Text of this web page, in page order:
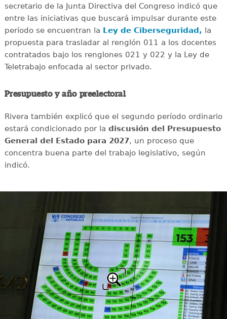
secretario de la Junta Directiva del Congreso indicó que
entre las iniciativas que buscará impulsar durante este
período se encuentran la Ley de Ciberseguridad, la
propuesta para trasladar al renglón 011 a los docentes
contratados bajo los renglones 021 y 022 y la Ley de
Teletrabajo enfocada al sector privado.
Presupuesto y año preelectoral
Rivera también explicó que el segundo período ordinario
estará condicionado por la discusión del Presupuesto
General del Estado para 2027, un proceso que
concentra buena parte del trabajo legislativo, según
indicó.